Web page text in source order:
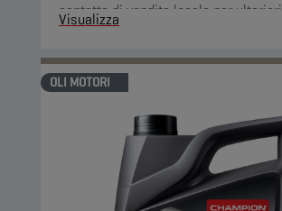
contatto di vendita locale per ulteriori
informazioni.
Visualizza
OLI MOTORI